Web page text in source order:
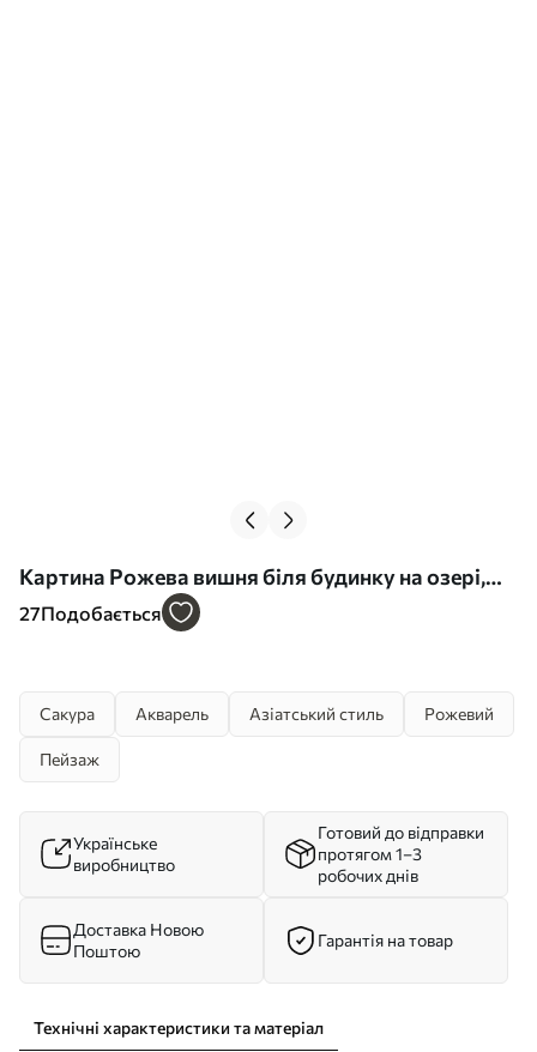
Картина Рожева вишня біля будинку на озері,
Японія, східний стиль, акварель Арт. s44312
27Подобається
Сакура Акварель Азіатський стиль Рожевий
Пейзаж
Українське
виробництво
Готовий до відправки
протягом 1–3
робочих днів
Доставка Новою
Поштою
Гарантія на товар
Технічні характеристики та матеріал